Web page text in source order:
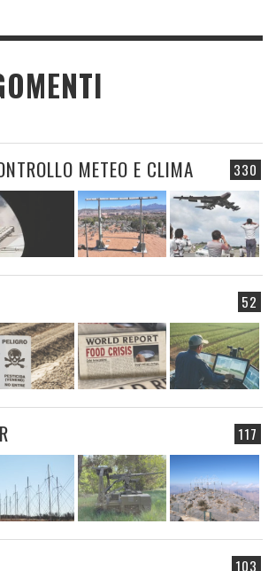
330
METEO E CLIMA
52
117
103